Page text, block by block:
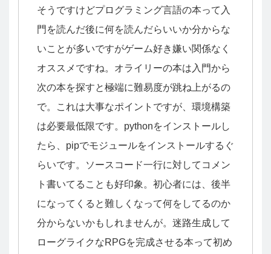
そうですけどプログラミング言語の本って入
門を読んだ後に何を読んだらいいか分からな
いことが多いですがゲーム好き嫌い関係なく
オススメですね。オライリーの本は入門から
次の本を探すと極端に難易度が跳ね上がるの
で。これは大事なポイントですが、環境構築
は必要最低限です。pythonをインストールし
たら、pipでモジュールをインストールするぐ
らいです。ソースコード一行に対してコメン
ト書いてることも好印象。初心者には、後半
になってくると難しくなって何をしてるのか
分からないかもしれませんが。迷路生成して
ローグライクなRPGを完成させる本って初め